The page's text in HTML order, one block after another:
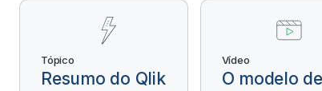
Tópico
Resumo do Qlik
Vídeo
O modelo de